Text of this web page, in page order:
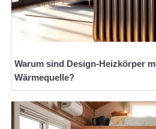
Warum sind Design-Heizkörper
Wärmequelle?